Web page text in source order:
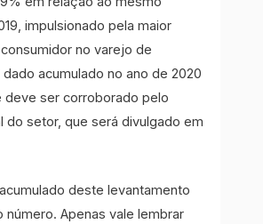
impulsionado pela maior
no varejo de
dado acumulado no ano de 2020
deve ser corroborado pelo
do setor, que será divulgado em
deste levantamento
número. Apenas vale lembrar